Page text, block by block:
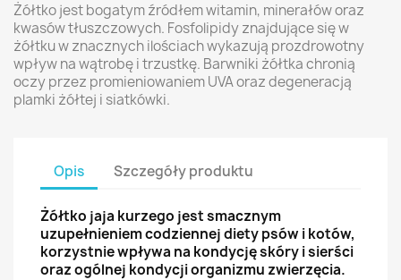
Żółtko jest bogatym źródłem witamin, minerałów oraz
kwasów tłuszczowych. Fosfolipidy znajdujące się w
żółtku w znacznych ilościach wykazują prozdrowotny
wpływ na wątrobę i trzustkę. Barwniki żółtka chronią
oczy przez promieniowaniem UVA oraz degeneracją
plamki żółtej i siatkówki.
Opis Szczegóły produktu
Żółtko jaja kurzego jest smacznym
uzupełnieniem codziennej diety psów i kotów,
korzystnie wpływa na kondycję skóry i sierści
oraz ogólnej kondycji organizmu zwierzęcia.